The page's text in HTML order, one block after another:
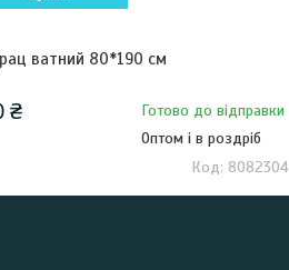
ватний 80*190 см
₴
Готово до відправки
Оптом і в роздріб
8082304